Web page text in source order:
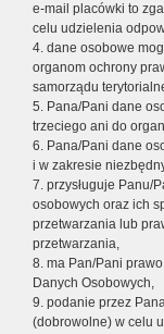
e-mail placówki to
celu udzielenia
4. dane osobowe
organom ochrony
samorządu
5. Pana/Pani dane
trzeciego ani do
6. Pana/Pani dane
i w zakresie
7. przysługuje Panu/
osobowych oraz ich
przetwarzania lub
przetwarzania,
8. ma Pan/Pani
Danych Osobowych,
9. podanie przez
(dobrowolne) w celu